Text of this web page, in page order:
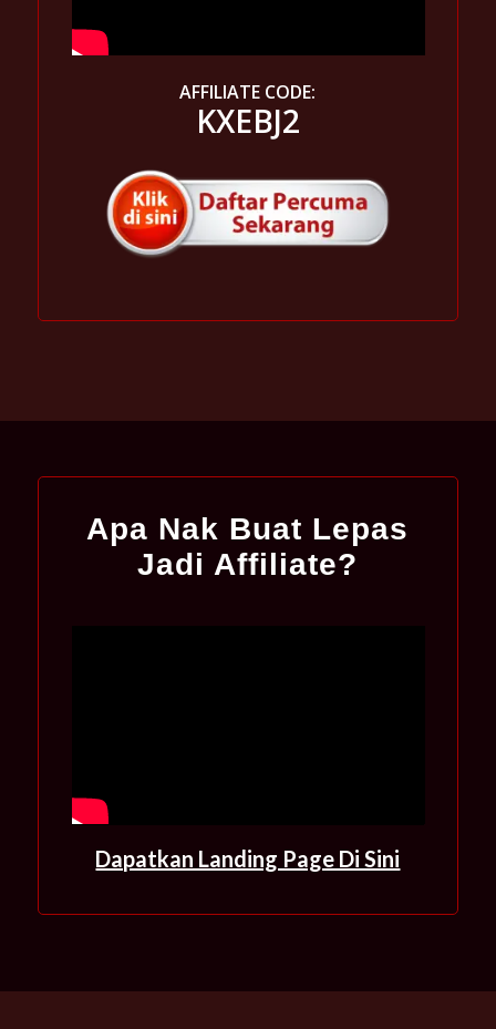
AFFILIATE CODE:
KXEBJ2
Apa Nak Buat Lepas
Jadi Affiliate?
Dapatkan Landing Page Di Sini